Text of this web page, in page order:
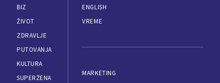
BIZ
ŽIVOT
ZDRAVLJE
PUTOVANJA
KULTURA
SUPERŽENA
ENGLISH
VREME
MARKETING